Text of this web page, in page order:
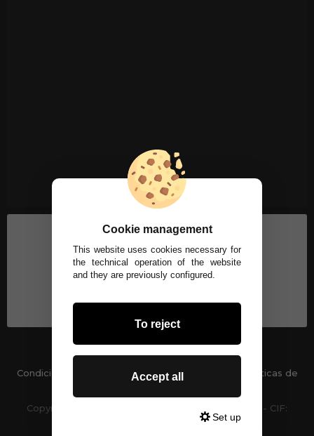
Condiciones generales Políticas de privacidad
Políticas de
Copyright © 2026 TU PELUQUERIA ONLINE S.L.U. - CIF:
Cookie management
This website uses cookies necessary for
the technical operation of the website
and they are previously configured.
To reject
Accept all
Set up